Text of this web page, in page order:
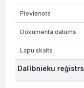
Dalībnieku reģistrs